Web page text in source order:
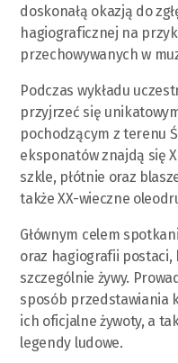
doskonałą okazją do
hagiograficznej na
przechowywanych w
Podczas wykładu
przyjrzeć się
pochodzącym z terenu
eksponatów znajdą się
szkle, płótnie oraz
także XX-wieczne
Głównym celem
oraz hagiografii postaci,
szczególnie żywy.
sposób przedstawiania
ich oficjalne żywoty, a
legendy ludowe.